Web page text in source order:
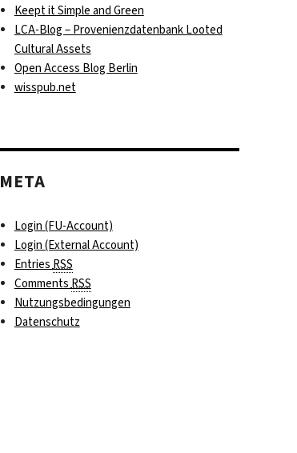
Keept it Simple and Green
LCA-Blog – Provenienzdatenbank Looted
Cultural Assets
Open Access Blog Berlin
wisspub.net
META
Login (FU-Account)
Login (External Account)
EntriesRSS
CommentsRSS
Nutzungsbedingungen
Datenschutz